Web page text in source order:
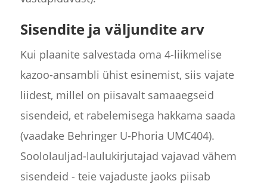
Sisendite ja väljundite arv
Kui plaanite salvestada oma 4-liikmelise
kazoo-ansambli ühist esinemist, siis vajate
liidest, millel on piisavalt samaaegseid
sisendeid, et rabelemisega hakkama saada
(vaadake Behringer U-Phoria UMC404).
Soololauljad-laulukirjutajad vajavad vähem
sisendeid - teie vajaduste jaoks piisab